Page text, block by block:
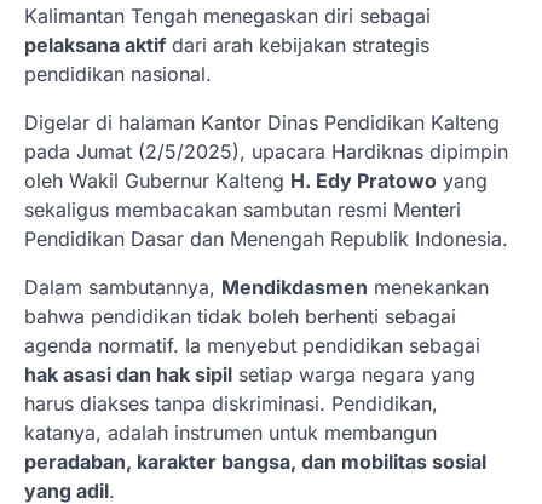
Kalimantan Tengah menegaskan diri sebagai
pelaksana aktif dari arah kebijakan strategis
pendidikan nasional.
Digelar di halaman Kantor Dinas Pendidikan Kalteng
pada Jumat (2/5/2025), upacara Hardiknas dipimpin
oleh Wakil Gubernur Kalteng H. Edy Pratowo yang
sekaligus membacakan sambutan resmi Menteri
Pendidikan Dasar dan Menengah Republik Indonesia.
Dalam sambutannya, Mendikdasmen menekankan
bahwa pendidikan tidak boleh berhenti sebagai
agenda normatif. Ia menyebut pendidikan sebagai
hak asasi dan hak sipil setiap warga negara yang
harus diakses tanpa diskriminasi. Pendidikan,
katanya, adalah instrumen untuk membangun
peradaban, karakter bangsa, dan mobilitas sosial
yang adil.